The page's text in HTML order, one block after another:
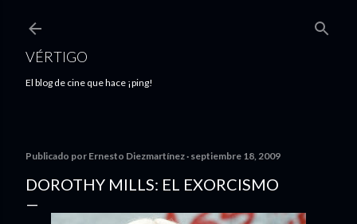
VÉRTIGO
El blog de cine que hace ¡ping!
Publicado por Ernesto Diezmartínez septiembre 18, 2009
DOROTHY MILLS: EL EXORCISMO